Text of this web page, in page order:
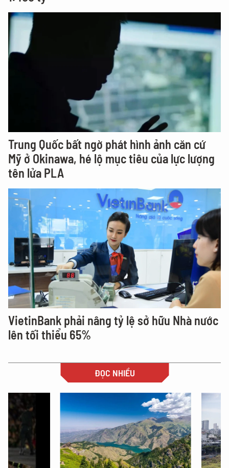
Trung Quốc bất ngờ phát hình ảnh căn cứ
Mỹ ở Okinawa, hé lộ mục tiêu của lực lượng
tên lửa PLA
VietinBank phải nâng tỷ lệ sở hữu Nhà nước
lên tối thiểu 65%
ĐỌC NHIỀU